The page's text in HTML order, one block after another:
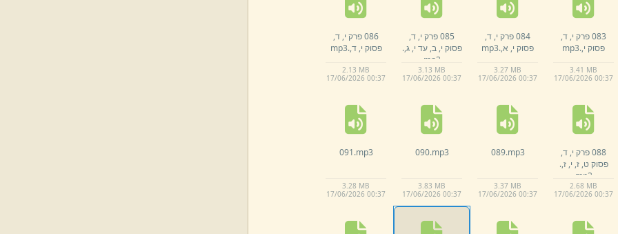
083 פרק י,
ד,
פסוק י,.
mp3
3.41 MB
17/06/2026 00:37
084 פרק י,
ד,
פסוק י, א,.
mp3
3.27 MB
17/06/2026 00:37
085 פרק י,
ד,
פסוק י, ב, עד י, ג,.
mp3
3.13 MB
17/06/2026 00:37
086 פרק י,
ד,
פסוק י, ד,.
mp3
2.13 MB
17/06/2026 00:37
088 פרק י,
ד,
פסוק ט, ז, י, ז,.
mp3
2.68 MB
17/06/2026 00:37
089.mp3
3.37 MB
17/06/2026 00:37
090.mp3
3.83 MB
17/06/2026 00:37
091.mp3
3.28 MB
17/06/2026 00:37